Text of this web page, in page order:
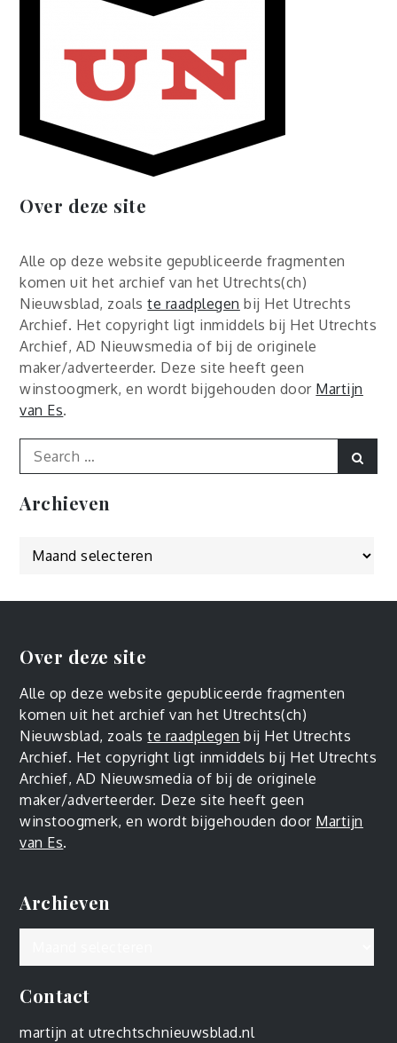
Over deze site
Alle op deze website gepubliceerde fragmenten
komen uit het archief van het Utrechts(ch)
Nieuwsblad, zoalste raadplegen bij Het Utrechts
Archief. Het copyright ligt inmiddels bij Het Utrechts
Archief, AD Nieuwsmedia of bij de originele
maker/adverteerder. Deze site heeft geen
winstoogmerk, en wordt bijgehouden door Martijn
van Es.
Search
for:
Archieven
Over deze site
Alle op deze website gepubliceerde fragmenten
komen uit het archief van het Utrechts(ch)
Nieuwsblad, zoalste raadplegen bij Het Utrechts
Archief. Het copyright ligt inmiddels bij Het Utrechts
Archief, AD Nieuwsmedia of bij de originele
maker/adverteerder. Deze site heeft geen
winstoogmerk, en wordt bijgehouden door Martijn
van Es.
Archieven
Contact
martijn at utrechtschnieuwsblad.nl